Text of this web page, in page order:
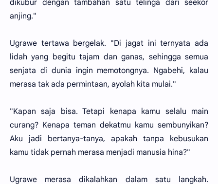
dikubur dengan tambahan satu telinga dari seekor
anjing."
Ugrawe tertawa bergelak. "Di jagat ini ternyata ada
lidah yang begitu tajam dan ganas, sehingga semua
senjata di dunia ingin memotongnya. Ngabehi, kalau
merasa tak ada permintaan, ayolah kita mulai."
"Kapan saja bisa. Tetapi kenapa kamu selalu main
curang? Kenapa teman dekatmu kamu sembunyikan?
Aku jadi bertanya-tanya, apakah tanpa kebusukan
kamu tidak pernah merasa menjadi manusia hina?"
Ugrawe merasa dikalahkan dalam satu langkah.